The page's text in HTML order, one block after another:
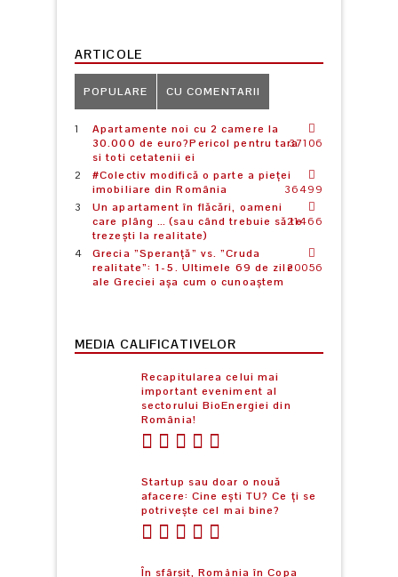
ARTICOLE
POPULARE CU COMENTARII
Apartamente noi cu 2 camere la
30.000 de euro?Pericol pentru tara
si toti cetatenii ei
37106
#Colectiv modifică o parte a pieței
imobiliare din România
36499
Un apartament în flăcări, oameni
care plâng … (sau când trebuie să te
trezești la realitate)
21466
Grecia ”Speranță” vs. ”Cruda
realitate”: 1-5. Ultimele 69 de zile
ale Greciei așa cum o cunoaștem
20056
MEDIA CALIFICATIVELOR
Recapitularea celui mai
important eveniment al
sectorului BioEnergiei din
România!
Startup sau doar o nouă
afacere: Cine ești TU? Ce ți se
potrivește cel mai bine?
În sfârșit, România în Copa